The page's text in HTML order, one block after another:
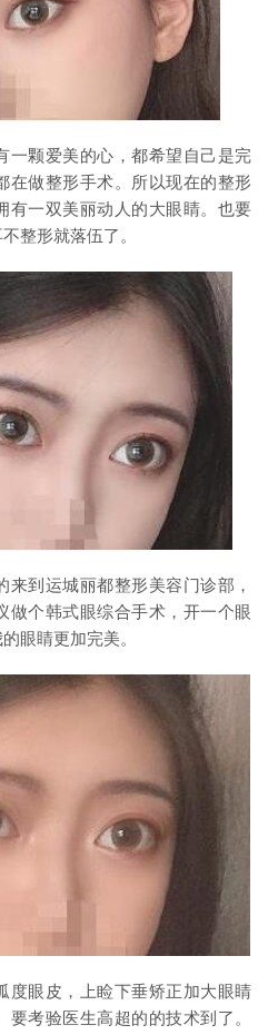
颗爱美的心，都希望自己是完
在做整形手术。所以现在的整形
有一双美丽动人的大眼睛。也要
整形就落伍了。
到运城丽都整形美容门诊部，
做个韩式眼综合手术，开一个眼
眼睛更加完美。
眼皮，上睑下垂矫正加大眼睛
考验医生高超的的技术到了。